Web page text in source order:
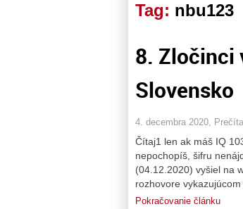
Tag: nbu123
8. Zločinci
Slovensko
4. decembra 2020,
Čítaj1 len ak máš IQ
nepochopíš, šifru
(04.12.2020) vyšiel na
rozhovore
Pokračovanie článku